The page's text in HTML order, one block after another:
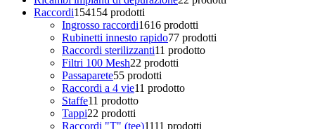
Raccordi154154 prodotti
Ingrosso raccordi1616 prodotti
Rubinetti innesto rapido77 prodotti
Raccordi sterilizzanti11 prodotto
Filtri 100 Mesh22 prodotti
Passaparete55 prodotti
Raccordi a 4 vie11 prodotto
Staffe11 prodotto
Tappi22 prodotti
Raccordi "T" (tee)1111 prodotti